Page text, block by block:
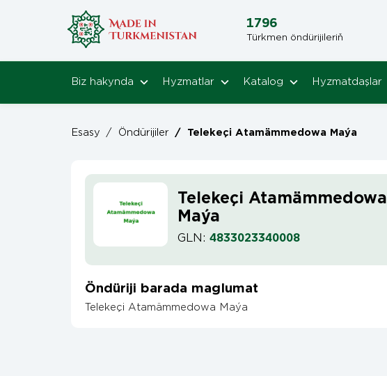
1796
Türkmen öndürijileriň
Biz hakynda Hyzmatlar Katalog Hyzmatdaşlar
Esasy / Öndürijiler / Telekeçi Atamämmedowa Maýa
Telekeçi Atamämmedowa
Maýa
GLN: 4833023340008
Öndüriji barada maglumat
Telekeçi Atamämmedowa Maýa